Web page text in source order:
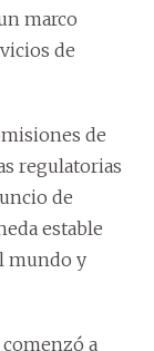
marco
de
de
regulatorias
de
estable
mundo y
a